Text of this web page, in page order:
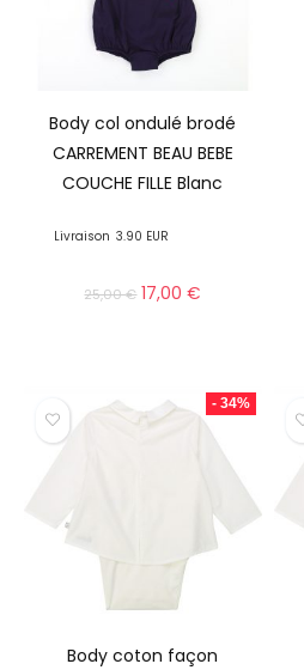
Body col ondulé brodé
CARREMENT BEAU BEBE
COUCHE FILLE Blanc
Livraison 3.90 EUR
25,00€ 17,00€
- 34%
Body coton façon